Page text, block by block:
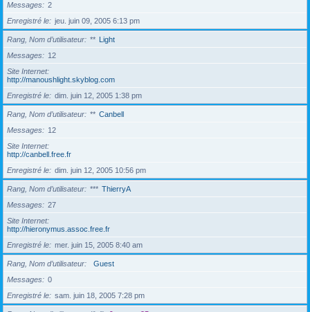
Messages
2
Enregistré le
jeu. juin 09, 2005 6:13 pm
Rang, Nom d’utilisateur ** Light
Messages
12
Site Internet
http://manoushlight.skyblog.com
Enregistré le
dim. juin 12, 2005 1:38 pm
Rang, Nom d’utilisateur ** Canbell
Messages
12
Site Internet
http://canbell.free.fr
Enregistré le
dim. juin 12, 2005 10:56 pm
Rang, Nom d’utilisateur *** ThierryA
Messages
27
Site Internet
http://hieronymus.assoc.free.fr
Enregistré le
mer. juin 15, 2005 8:40 am
Rang, Nom d’utilisateur
Guest
Messages
0
Enregistré le
sam. juin 18, 2005 7:28 pm